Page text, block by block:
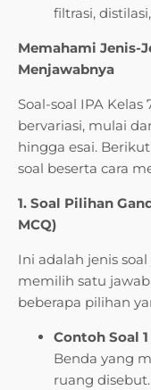
filtrasi,
Memahami Jenis-
Menjawabnya
Soal-soal IPA
bervariasi, mulai
hingga esai.
soal beserta cara
1. Soal Pilihan
MCQ)
Ini adalah jenis
memilih satu
beberapa pilihan
Contoh Soal
Benda yang
ruang